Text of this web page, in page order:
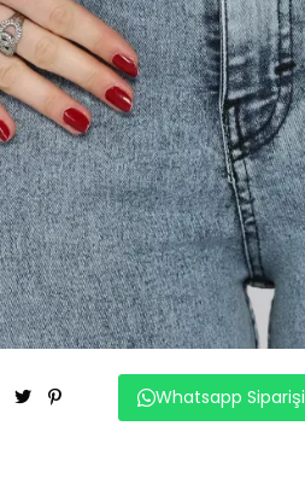
Whatsapp Siparişi